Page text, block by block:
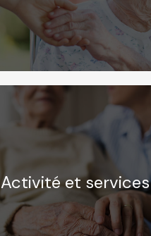
Activité et services